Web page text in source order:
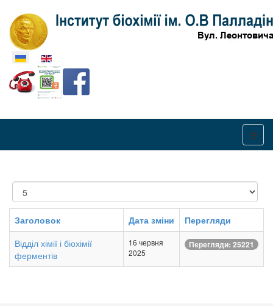
Оберіть свою мову
Показувати
Заголовок Дата зміни
Перегляди
Відділ хімії і біохімії
ферментів
16 червня
2025
Перегляди: 25221